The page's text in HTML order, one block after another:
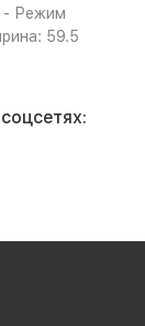
- Режим
59.5